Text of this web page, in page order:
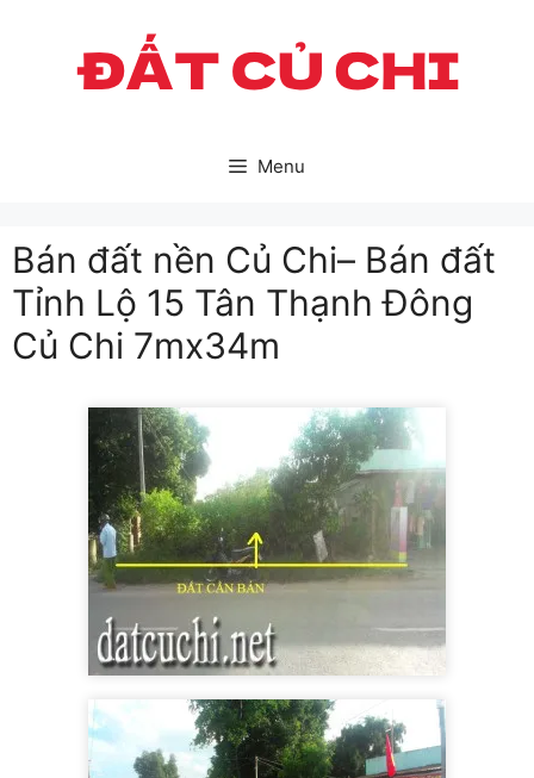
Menu
Bán đất nền Củ Chi– Bán đất
Tỉnh Lộ 15 Tân Thạnh Đông
Củ Chi 7mx34m